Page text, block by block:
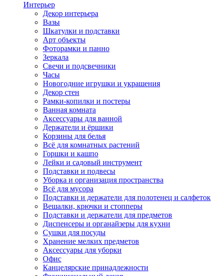
Интерьер
Декор интерьера
Вазы
Шкатулки и подставки
Арт объекты
Фоторамки и панно
Зеркала
Свечи и подсвечники
Часы
Новогодние игрушки и украшения
Декор стен
Рамки-копилки и постеры
Ванная комната
Аксессуары для ванной
Держатели и ёршики
Корзины для белья
Всё для комнатных растений
Горшки и кашпо
Лейки и садовый инструмент
Подставки и подвесы
Уборка и организация пространства
Всё для мусора
Подставки и держатели для полотенец и салфеток
Вешалки, крючки и стопперы
Подставки и держатели для предметов
Диспенсеры и органайзеры для кухни
Сушки для посуды
Хранение мелких предметов
Аксессуары для уборки
Офис
Канцелярские принадлежности